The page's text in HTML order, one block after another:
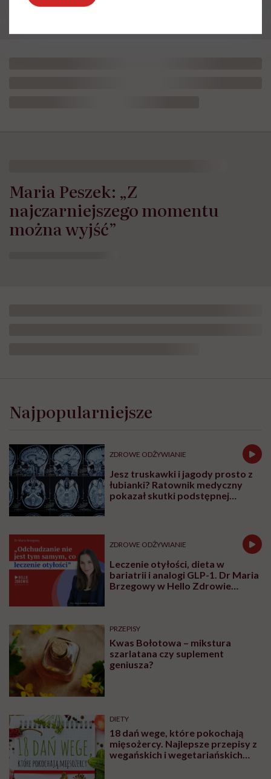
Maria Peszek: „Z
najczarniejszego momentu
można wyjść”
Najpopularniejsze
ZDROWE ODŻYWIANIE
Jesz truskawki i jagody prosto z
łubianki? Ratownik medyczny
pokazał skutki podstępnej
ZDROWE ODŻYWIANIE
Leczenie otyłości, dieta w
bariatrii i analogi GLP-1. Dr Maria
Brzegowy w Hello Zdrowie
PRZEPISY
Kwas Bołotowa – mikstura
szarlatana czy suplement
geniusza?
DIETY
18 dań wege, które pokochają
mięsożercy. Najlepsze przepisy z
wegańskich i wegetariańskich